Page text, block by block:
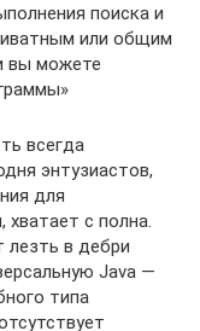
поиска и
или общим
вы можете
всегда
энтузиастов,
для
с полна.
лезть в дебри
Java —
типа